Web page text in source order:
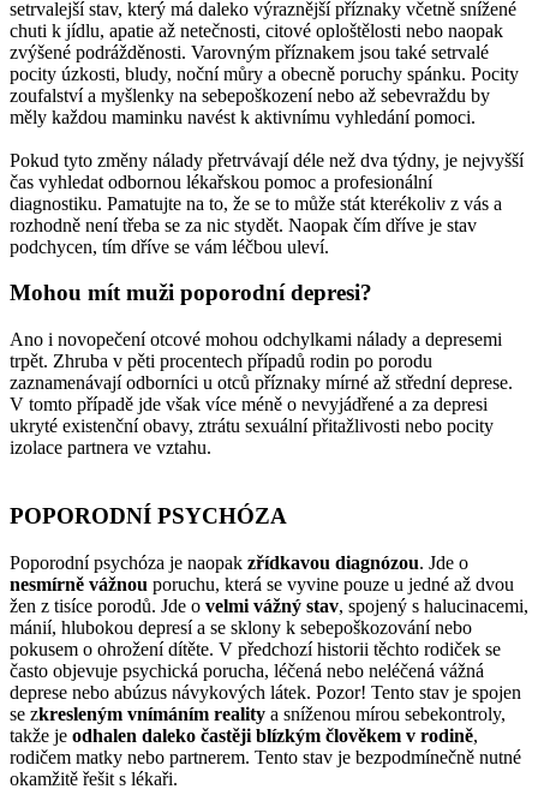
setrvalejší stav, který má daleko výraznější příznaky včetně snížené
chuti k jídlu, apatie až netečnosti, citové oploštělosti nebo naopak
zvýšené podrážděnosti. Varovným příznakem jsou také setrvalé
pocity úzkosti, bludy, noční můry a obecně poruchy spánku. Pocity
zoufalství a myšlenky na sebepoškození nebo až sebevraždu by
měly každou maminku navést k aktivnímu vyhledání pomoci.
Pokud tyto změny nálady přetrvávají déle než dva týdny, je nejvyšší
čas vyhledat odbornou lékařskou pomoc a profesionální
diagnostiku. Pamatujte na to, že se to může stát kterékoliv z vás a
rozhodně není třeba se za nic stydět. Naopak čím dříve je stav
podchycen, tím dříve se vám léčbou uleví.
Mohou mít muži poporodní depresi?
Ano i novopečení otcové mohou odchylkami nálady a depresemi
trpět. Zhruba v pěti procentech případů rodin po porodu
zaznamenávají odborníci u otců příznaky mírné až střední deprese.
V tomto případě jde však více méně o nevyjádřené a za depresi
ukryté existenční obavy, ztrátu sexuální přitažlivosti nebo pocity
izolace partnera ve vztahu.
POPORODNÍ PSYCHÓZA
Poporodní psychóza je naopak zřídkavou diagnózou. Jde o
nesmírně vážnou poruchu, která se vyvine pouze u jedné až dvou
žen z tisíce porodů. Jde o velmi vážný stav, spojený s halucinacemi,
mánií, hlubokou depresí a se sklony k sebepoškozování nebo
pokusem o ohrožení dítěte. V předchozí historii těchto rodiček se
často objevuje psychická porucha, léčená nebo neléčená vážná
deprese nebo abúzus návykových látek. Pozor! Tento stav je spojen
se zkresleným vnímáním reality a sníženou mírou sebekontroly,
takže je odhalen daleko častěji blízkým člověkem v rodině,
rodičem matky nebo partnerem. Tento stav je bezpodmínečně nutné
okamžitě řešit s lékaři.